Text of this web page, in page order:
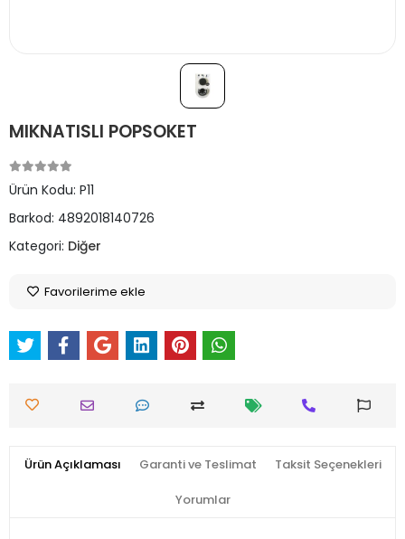
MIKNATISLI POPSOKET
Ürün Kodu: P11
Barkod: 4892018140726
Kategori: Diğer
Favorilerime ekle
Ürün Açıklaması Garanti ve Teslimat Taksit Seçenekleri
Yorumlar